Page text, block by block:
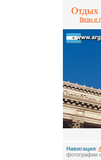
Отдых
Визы и
Навигация:
фотографии